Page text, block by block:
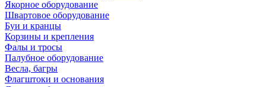
Якорное оборудование
Швартовое оборудование
Буи и кранцы
Корзины и крепления
Фалы и тросы
Палубное оборудование
Весла, багры
Флагштоки и основания